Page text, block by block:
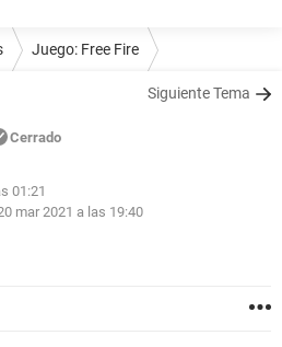
Juego: Free Fire
Siguiente Tema
Cerrado
01:21
mar 2021 a las 19:40